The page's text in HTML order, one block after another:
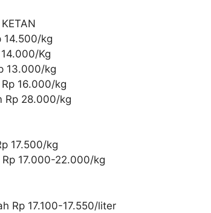
14.500/kg
Kg
13.000/kg
16.000/kg
Rp 28.000/kg
17.500/kg
17.000-22.000/kg
Rp 17.100-17.550/liter